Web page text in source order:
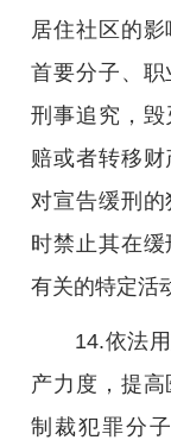
居住社区的
首要分子、
刑事追究，
赔或者转移财
对宣告缓刑
时禁止其在
有关的特定活
14.依法用
产力度，提
制裁犯罪分